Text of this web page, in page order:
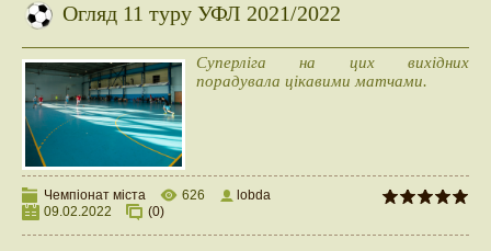
Огляд 11 туру УФЛ 2021/2022
Суперліга на цих вихідних
порадувала цікавими матчами.
Чемпіонат міста 626
lobda
09.02.2022
(0)